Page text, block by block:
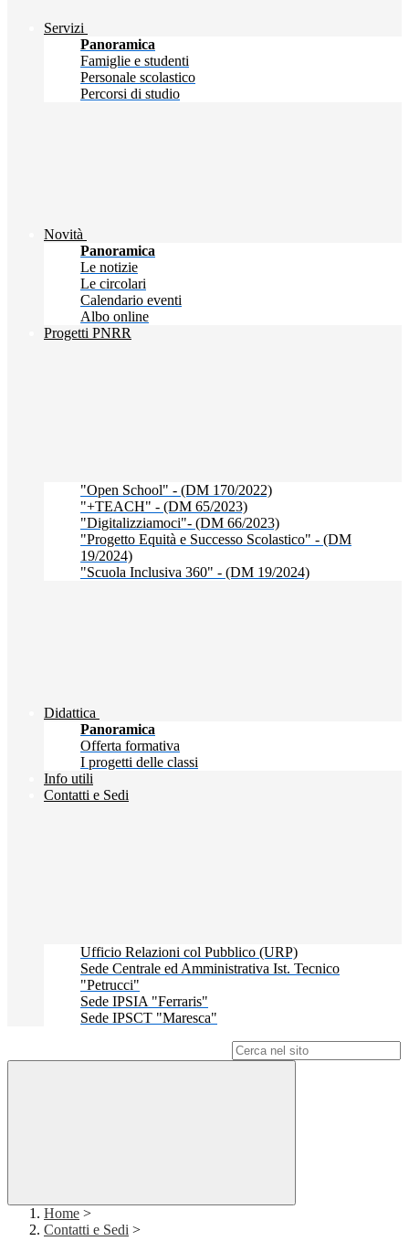
Servizi
Panoramica
Famiglie e studenti
Personale scolastico
Percorsi di studio
Novità
Panoramica
Le notizie
Le circolari
Calendario eventi
Albo online
Progetti PNRR
"Open School" - (DM 170/2022)
"+TEACH" - (DM 65/2023)
"Digitalizziamoci"- (DM 66/2023)
"Progetto Equità e Successo Scolastico" - (DM
19/2024)
"Scuola Inclusiva 360" - (DM 19/2024)
Didattica
Panoramica
Offerta formativa
I progetti delle classi
Info utili
Contatti e Sedi
Ufficio Relazioni col Pubblico (URP)
Sede Centrale ed Amministrativa Ist. Tecnico
"Petrucci"
Sede IPSIA "Ferraris"
Sede IPSCT "Maresca"
Home >
Contatti e Sedi >